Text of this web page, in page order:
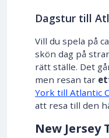
Dagstur till
Vill du spela på
skön dag på
rätt ställe. Det
men resan tar
York till Atlantic
att resa till den
New